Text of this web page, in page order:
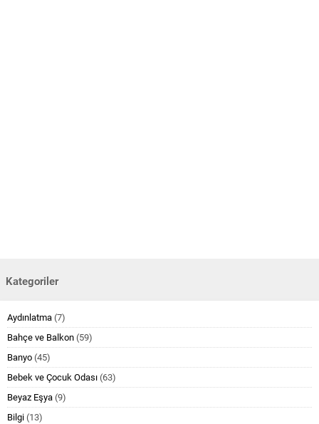
Kategoriler
Aydınlatma (7)
Bahçe ve Balkon (59)
Banyo (45)
Bebek ve Çocuk Odası (63)
Beyaz Eşya (9)
Bilgi (13)